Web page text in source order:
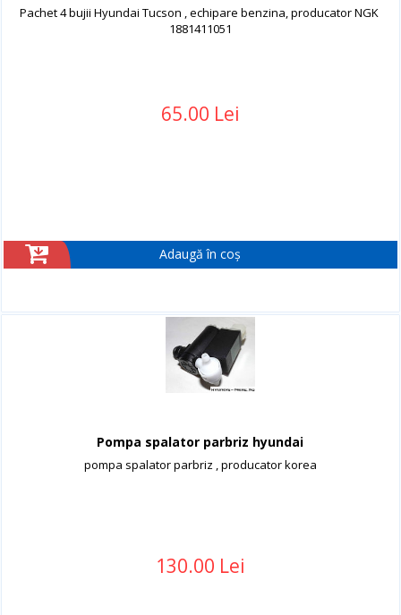
Pachet 4 bujii Hyundai Tucson , echipare benzina, producator NGK
1881411051
65.00 Lei
Adaugă în coș
Pompa spalator parbriz hyundai
pompa spalator parbriz , producator korea
130.00 Lei